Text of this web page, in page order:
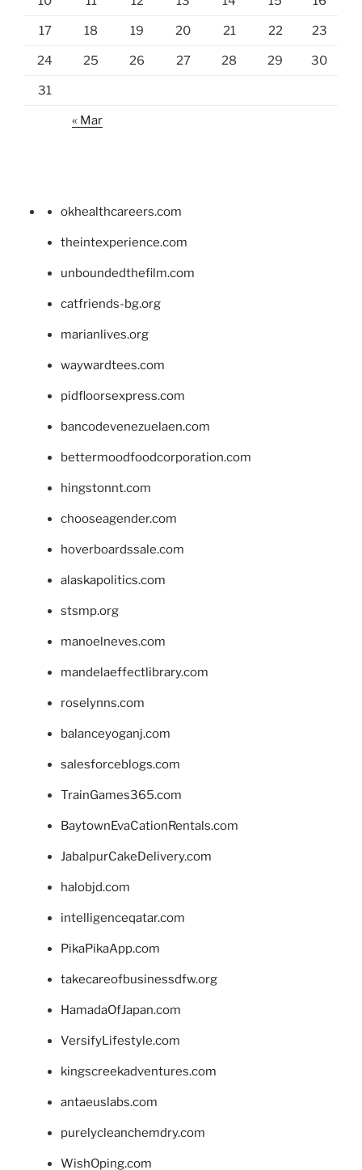
17 18 19 20 21 22 23
24 25 26 27 28 29 30
31
« Mar
okhealthcareers.com
theintexperience.com
unboundedthefilm.com
catfriends-bg.org
marianlives.org
waywardtees.com
pidfloorsexpress.com
bancodevenezuelaen.com
bettermoodfoodcorporation.com
hingstonnt.com
chooseagender.com
hoverboardssale.com
alaskapolitics.com
stsmp.org
manoelneves.com
mandelaeffectlibrary.com
roselynns.com
balanceyoganj.com
salesforceblogs.com
TrainGames365.com
BaytownEvaCationRentals.com
JabalpurCakeDelivery.com
halobjd.com
intelligenceqatar.com
PikaPikaApp.com
takecareofbusinessdfw.org
HamadaOfJapan.com
VersifyLifestyle.com
kingscreekadventures.com
antaeuslabs.com
purelycleanchemdry.com
WishOping.com